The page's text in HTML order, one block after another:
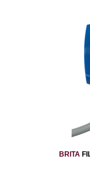
BRITA